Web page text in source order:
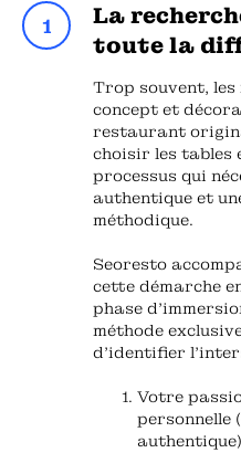
La
toute la
Trop souvent,
concept et
restaurant
choisir les tables
processus qui
authentique et
méthodique.
Seoresto
cette démarche
phase
méthode
d'identifier
Votre
personnelle
authentique)